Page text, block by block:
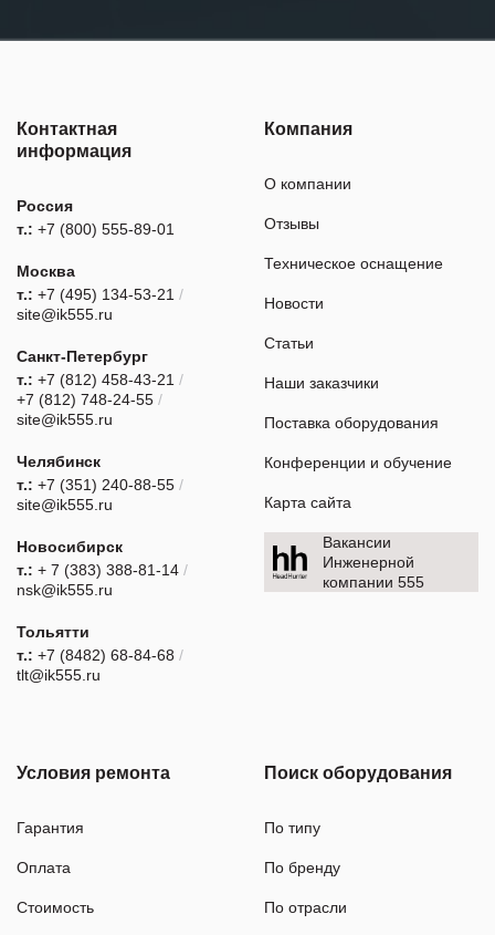
Контактная
информация
Россия
т.: +7 (800) 555-89-01
Москва
т.: +7 (495) 134-53-21 /
site@ik555.ru
Санкт-Петербург
т.: +7 (812) 458-43-21 /
+7 (812) 748-24-55 /
site@ik555.ru
Челябинск
т.: +7 (351) 240-88-55 /
site@ik555.ru
Новосибирск
т.: + 7 (383) 388-81-14 /
nsk@ik555.ru
Тольятти
т.: +7 (8482) 68-84-68 /
tlt@ik555.ru
Компания
О компании
Отзывы
Техническое оснащение
Новости
Статьи
Наши заказчики
Поставка оборудования
Конференции и обучение
Карта сайта
Вакансии
Инженерной
компании 555
Условия ремонта
Гарантия
Оплата
Стоимость
Поиск оборудования
По типу
По бренду
По отрасли